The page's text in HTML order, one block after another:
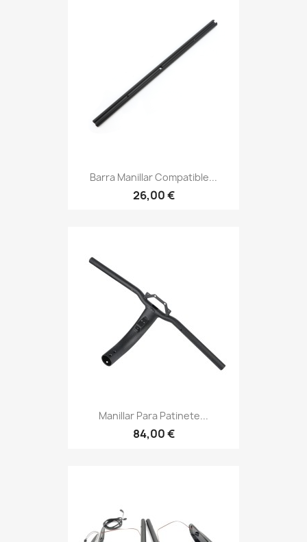
Barra Manillar Compatible...
26,00 €
Manillar Para Patinete...
84,00 €